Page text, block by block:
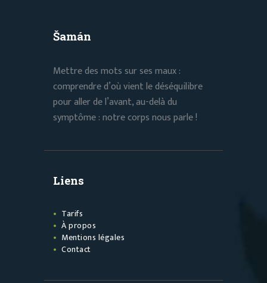
Šamán
Mettre des mots sur ses maux :
comprendre d’où vient le déséquilibre
pour aller de l’avant, au-delà du
symptôme : notre corps nous parle !
Liens
Tarifs
À propos
Mentions légales
Contact